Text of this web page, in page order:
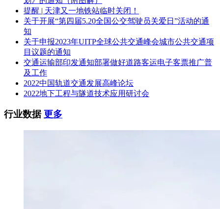
提醒 | 天津又一地铁站临时关闭！
关于开展“第四届5.20全国公交驾驶员关爱日”活动的通
知
关于申报2023年UITP全球公共交通峰会城市公共交通项
目议题的通知
交通运输部印发通知部署做好道路客运电子客票推广普
及工作
2022中国轨道交通发展高峰论坛
2022地下工程与隧道技术应用研讨会
行业数据更多